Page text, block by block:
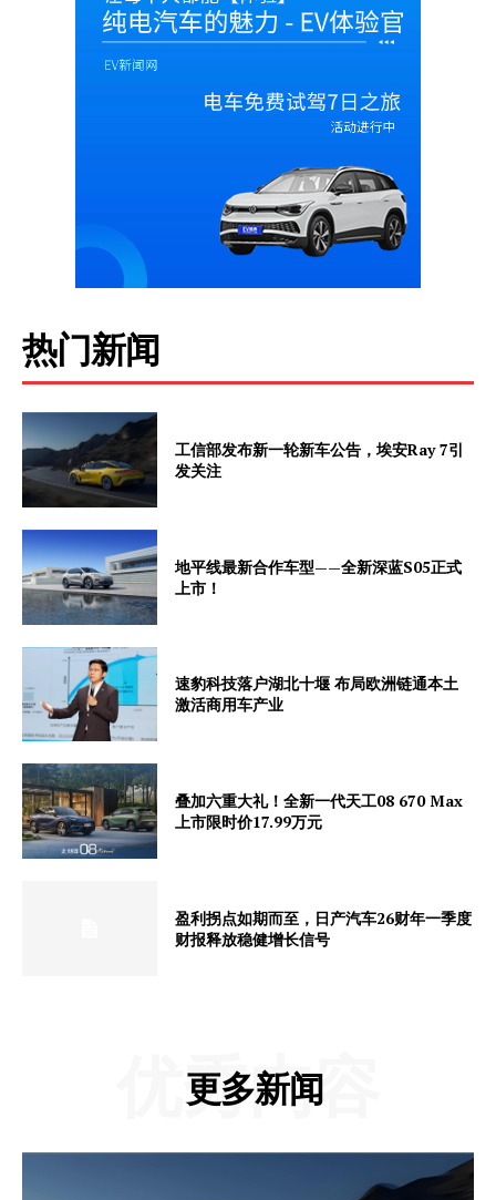
热门新闻
工信部发布新一轮新车公告，埃安Ray 7引
发关注
地平线最新合作车型——全新深蓝S05正式
上市！
速豹科技落户湖北十堰 布局欧洲链通本土
激活商用车产业
叠加六重大礼！全新一代天工08 670 Max
上市限时价17.99万元
盈利拐点如期而至，日产汽车26财年一季度
财报释放稳健增长信号
更多新闻
优秀内容